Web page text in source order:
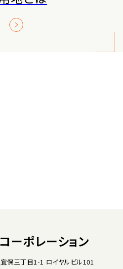
ーポレーション
保三丁目1-1 ロイヤルビル101